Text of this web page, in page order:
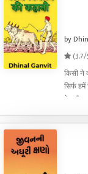
by
किसी ने
सिर्फ
देता